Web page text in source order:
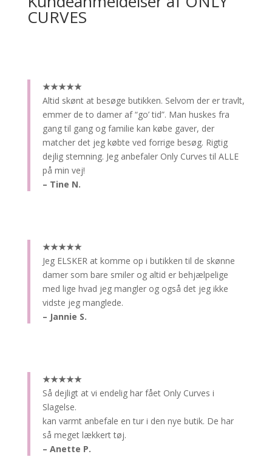
CURVES
★★★★★
Altid skønt at besøge butikken. Selvom der er travlt,
emmer de to damer af “go’ tid”. Man huskes fra
gang til gang og familie kan købe gaver, der
matcher det jeg købte ved forrige besøg. Rigtig
dejlig stemning. Jeg anbefaler Only Curves til ALLE
på min vej!
– Tine N.
★★★★★
Jeg ELSKER at komme op i butikken til de skønne
damer som bare smiler og altid er behjælpelige
med lige hvad jeg mangler og også det jeg ikke
vidste jeg manglede.
– Jannie S.
★★★★★
Så dejligt at vi endelig har fået Only Curves i
Slagelse.
kan varmt anbefale en tur i den nye butik. De har
så meget lækkert tøj.
– Anette P.